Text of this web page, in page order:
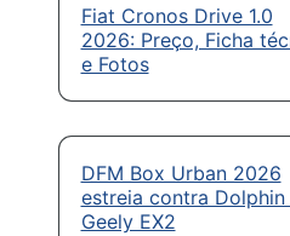
Fiat Cronos Drive 1.0
2026: Preço, Ficha
e Fotos
DFM Box Urban 2026
estreia contra Dolphin
Geely EX2